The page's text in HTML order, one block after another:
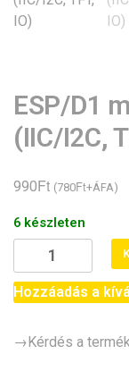
ESP/D1
(IIC/I2C,
990Ft (780Ft+ÁFA)
6 készleten
ESP/D1
mini
-
(IIC/I2C,
Hozzáadás a
→Kérdés a